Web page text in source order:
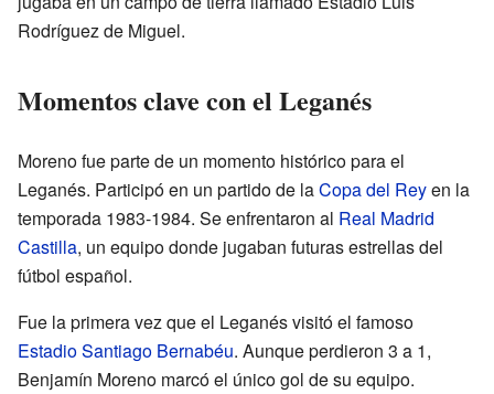
Rodríguez de Miguel.
Momentos clave con el Leganés
Moreno fue parte de un momento histórico para el
Leganés. Participó en un partido de laCopa del Reyen la
temporada 1983-1984. Se enfrentaron al Real Madrid
Castilla, un equipo donde jugaban futuras estrellas del
fútbol español.
Fue la primera vez que el Leganés visitó el famoso
Estadio Santiago Bernabéu. Aunque perdieron 3 a 1,
Benjamín Moreno marcó el único gol de su equipo.